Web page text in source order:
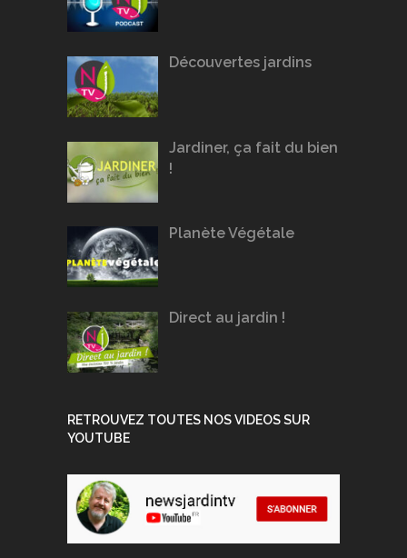
Découvertes jardins
Jardiner, ça fait du bien
!
Planète Végétale
Direct au jardin !
RETROUVEZ TOUTES NOS VIDEOS SUR
YOUTUBE